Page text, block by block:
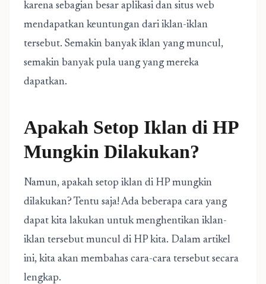
karena sebagian besar aplikasi dan situs web
mendapatkan keuntungan dari iklan-iklan
tersebut. Semakin banyak iklan yang muncul,
semakin banyak pula uang yang mereka
dapatkan.
Apakah Setop Iklan di HP
Mungkin Dilakukan?
Namun, apakah setop iklan di HP mungkin
dilakukan? Tentu saja! Ada beberapa cara yang
dapat kita lakukan untuk menghentikan iklan-
iklan tersebut muncul di HP kita. Dalam artikel
ini, kita akan membahas cara-cara tersebut secara
lengkap.